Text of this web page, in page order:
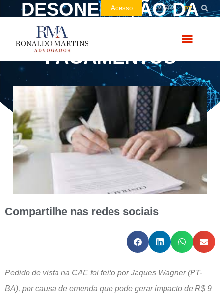
Acesso Contato PT
DESONERAÇÃO DA
FOLHA DE
PAGAMENTOS
Compartilhe nas redes sociais
Pedido de vista na CAE foi feito por Jaques Wagner (PT-
BA), por causa de emenda que pode gerar impacto de R$ 9